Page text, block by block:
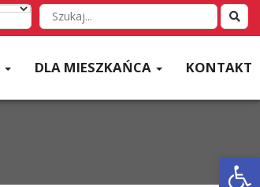
Wyszukaj
w
DLA MIESZKAŃCA KONTAKT